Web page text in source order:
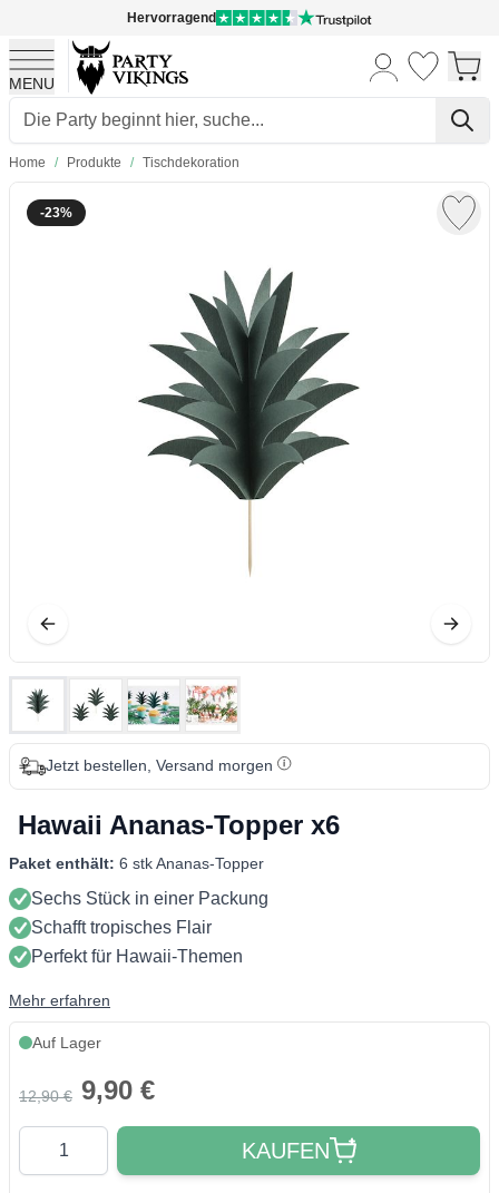
Hervorragend
MENU
Skip to Content
Home / Produkte / Tischdekoration
-23%
Jetzt bestellen, Versand morgen
Hawaii Ananas-Topper x6
Paket enthält: 6 stk Ananas-Topper
Sechs Stück in einer Packung
Schafft tropisches Flair
Perfekt für Hawaii-Themen
Mehr erfahren
Auf Lager
12,90 € 9,90 €
Quantity
KAUFEN